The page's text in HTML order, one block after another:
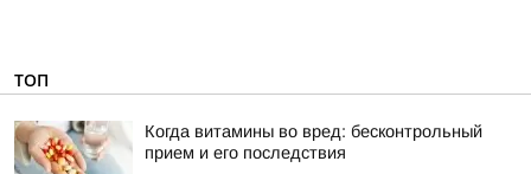
ТОП
Когда витамины во вред: бесконтрольный
прием и его последствия